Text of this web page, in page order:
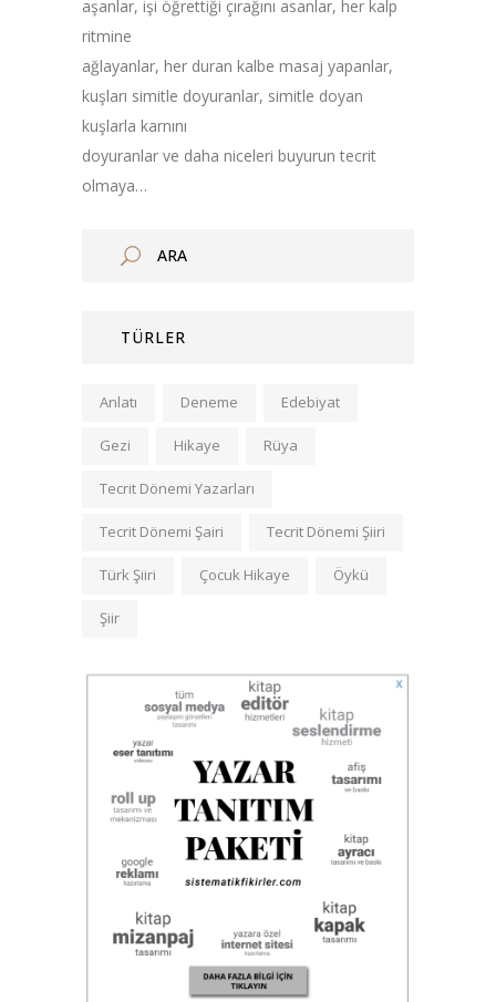
aşanlar, işi öğrettiği çırağını asanlar, her kalp
ritmine
ağlayanlar, her duran kalbe masaj yapanlar,
kuşları simitle doyuranlar, simitle doyan
kuşlarla karnını
doyuranlar ve daha niceleri buyurun tecrit
olmaya…
TÜRLER
Anlatı Deneme Edebiyat
Gezi Hikaye Rüya
Tecrit Dönemi Yazarları
Tecrit Dönemi Şairi Tecrit Dönemi Şiiri
Türk Şiiri Çocuk Hikaye Öykü
Şiir